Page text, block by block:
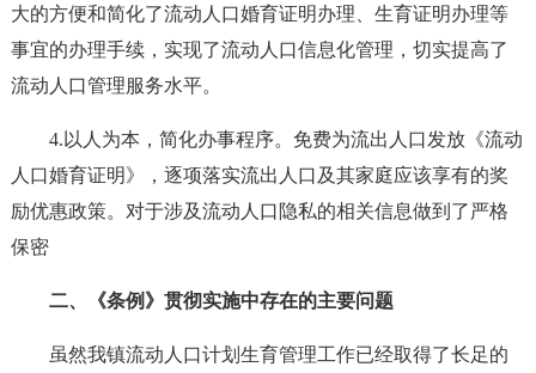
大的方便和简化了流动人口婚育证明办理、生育证明办理等
事宜的办理手续，实现了流动人口信息化管理，切实提高了
流动人口管理服务水平。
4.以人为本，简化办事程序。免费为流出人口发放《流动
人口婚育证明》，逐项落实流出人口及其家庭应该享有的奖
励优惠政策。对于涉及流动人口隐私的相关信息做到了严格
保密
二、《条例》贯彻实施中存在的主要问题
虽然我镇流动人口计划生育管理工作已经取得了长足的